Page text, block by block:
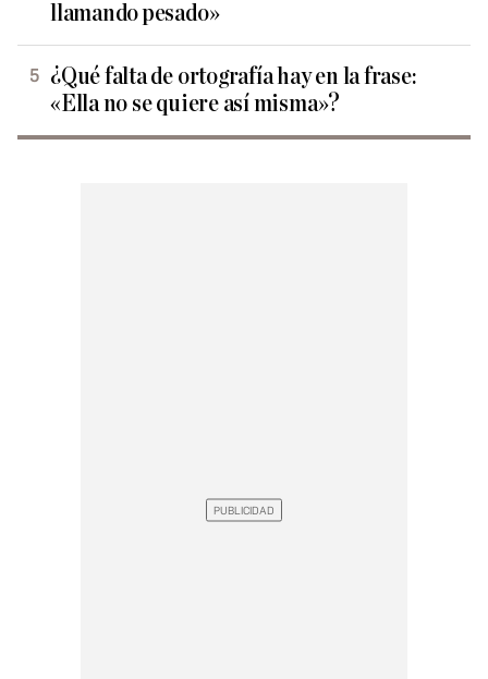
llamando pesado»
¿Qué falta de ortografía hay en la frase:
«Ella no se quiere así misma»?